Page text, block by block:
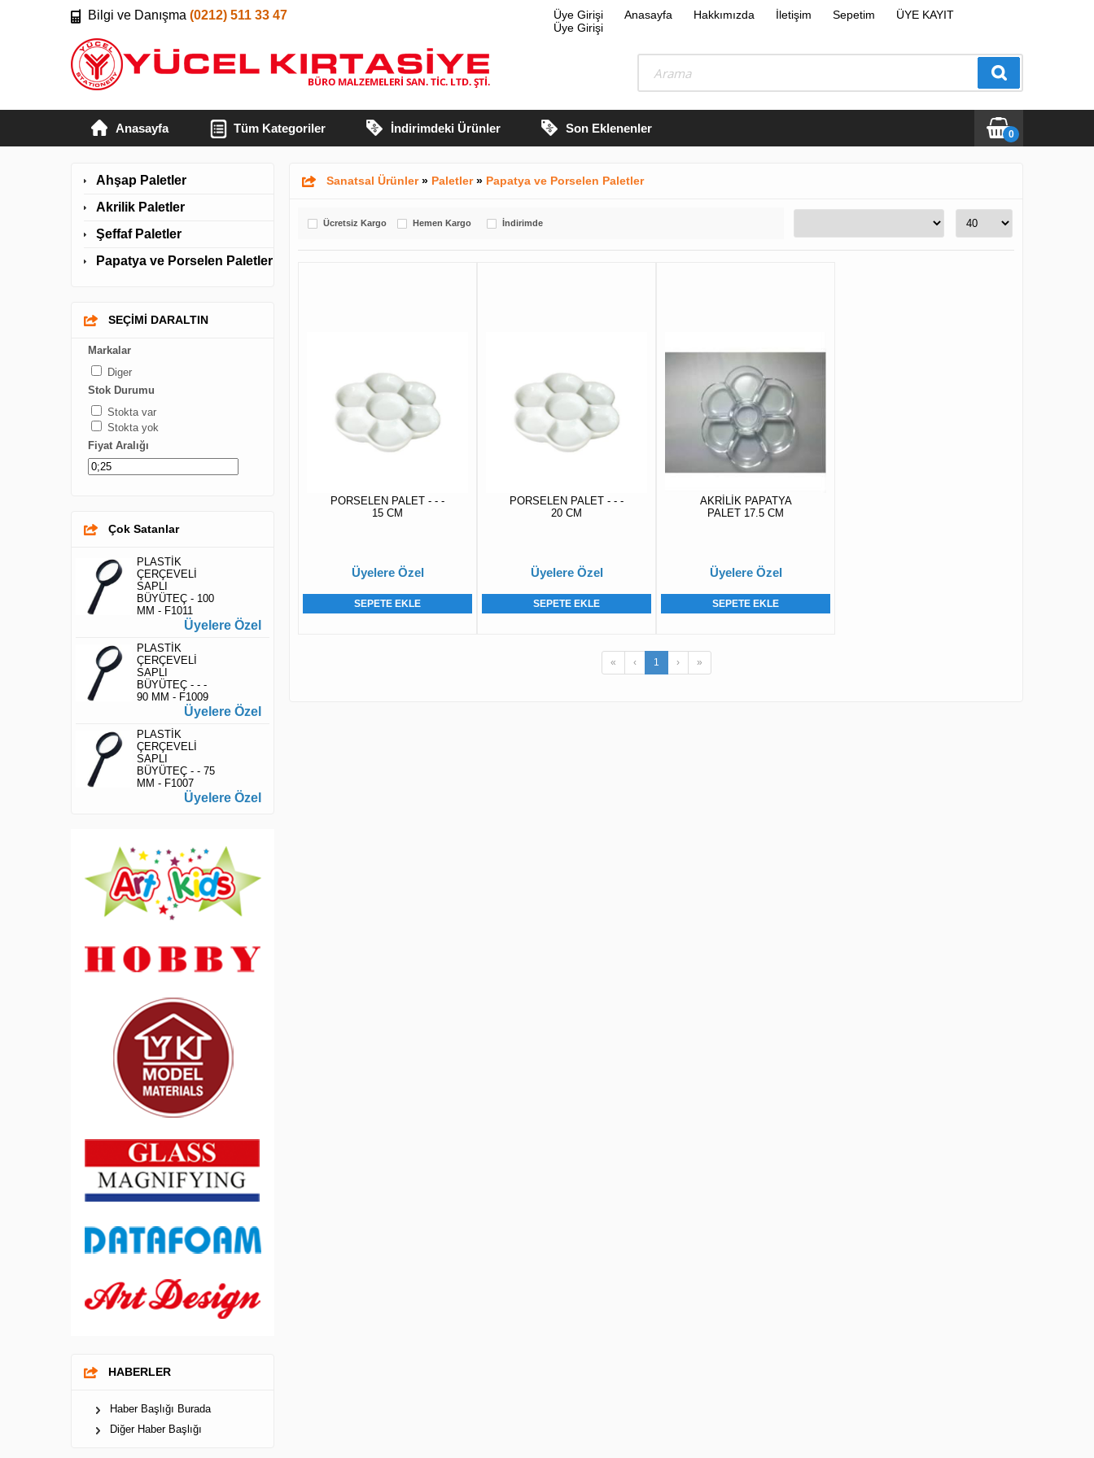
Bilgi ve Danışma (0212) 511 33 47 Üye Girişi Anasayfa Hakkımızda İletişim Sepetim
ÜYE KAYIT
Üye Girişi
Anasayfa Tüm Kategoriler İndirimdeki Ürünler Son Eklenenler 0
Ahşap Paletler
Akrilik Paletler
Şeffaf Paletler
Papatya ve Porselen Paletler
SEÇİMİ DARALTIN
Markalar
Diger
Stok Durumu
Stokta var
Stokta yok
Fiyat Aralığı
Çok Satanlar
PLASTİK
ÇERÇEVELİ
SAPLI
BÜYÜTEÇ - 100
MM - F1011
Üyelere Özel
PLASTİK
ÇERÇEVELİ
SAPLI
BÜYÜTEÇ - - -
90 MM - F1009
Üyelere Özel
PLASTİK
ÇERÇEVELİ
SAPLI
BÜYÜTEÇ - - 75
MM - F1007
Üyelere Özel
HABERLER
Haber Başlığı Burada
Diğer Haber Başlığı
Sanatsal Ürünler» Paletler» Papatya ve Porselen Paletler
Ücretsiz Kargo Hemen Kargo İndirimde
PORSELEN PALET - - -
15 CM
Üyelere Özel
SEPETE EKLE
PORSELEN PALET - - -
20 CM
Üyelere Özel
SEPETE EKLE
AKRİLİK PAPATYA
PALET 17.5 CM
Üyelere Özel
SEPETE EKLE
« ‹ 1 › »